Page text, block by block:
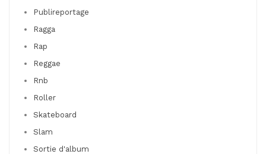
Publireportage
Ragga
Rap
Reggae
Rnb
Roller
Skateboard
Slam
Sortie d'album